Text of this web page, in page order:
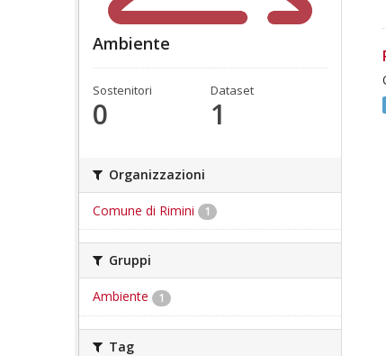
Ambiente
Sostenitori
0
Dataset
1
Organizzazioni
Comune di Rimini 1
Gruppi
Ambiente 1
Tag